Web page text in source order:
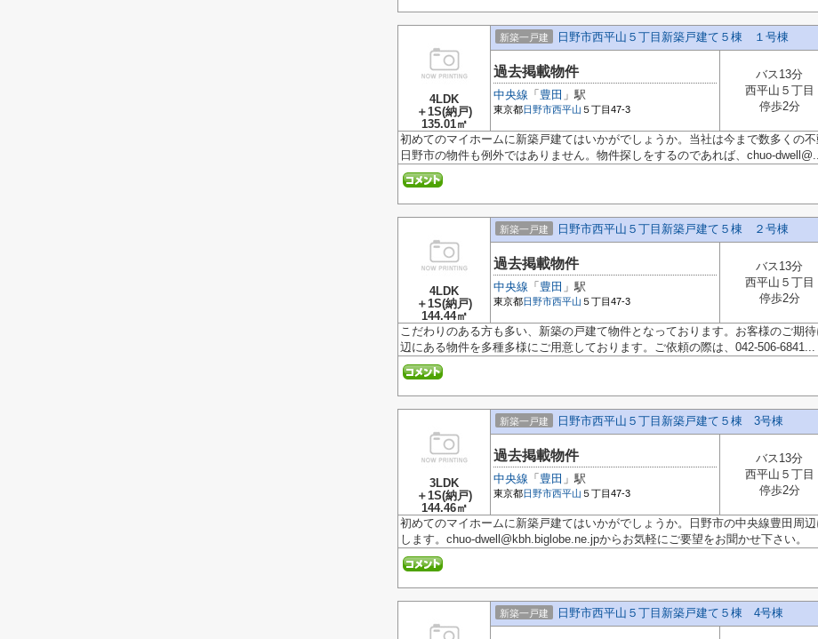
4LDK
＋1S(納戸)
135.01㎡
新築一戸建 日野市西平山５丁目新築戸建て５棟 １号棟
過去掲載物件
中央線 「 豊田 」駅
東京都日野市西平山 ５丁目47-3
バス13分
西平山５丁目
停歩2分
初めてのマイホームに新築戸建てはいかがでしょうか。当社は今まで数多くの不
日野市の物件も例外ではありません。物件探しをするのであれば、chuo-
4LDK
＋1S(納戸)
144.44㎡
新築一戸建 日野市西平山５丁目新築戸建て５棟 ２号棟
過去掲載物件
中央線 「 豊田 」駅
東京都日野市西平山 ５丁目47-3
バス13分
西平山５丁目
停歩2分
こだわりのある方も多い、新築の戸建て物件となっております。お客様のご期
辺にある物件を多種多様にご用意しております。ご依頼の際は、042-506-6841...
3LDK
＋1S(納戸)
144.46㎡
新築一戸建 日野市西平山５丁目新築戸建て５棟 3号棟
過去掲載物件
中央線 「 豊田 」駅
東京都日野市西平山 ５丁目47-3
バス13分
西平山５丁目
停歩2分
初めてのマイホームに新築戸建てはいかがでしょうか。日野市の中央線豊田周
します。chuo-dwell@kbh.biglobe.ne.jpからお気軽にご要望をお聞かせ下さい。
新築一戸建 日野市西平山５丁目新築戸建て５棟 4号棟